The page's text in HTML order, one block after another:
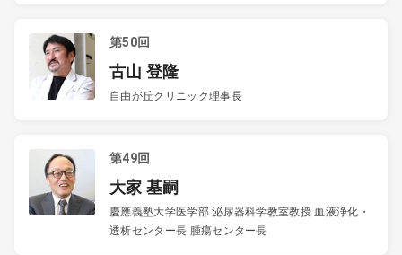
第50回
古山 登隆
自由が丘クリニック理事長
第49回
大家 基嗣
慶應義塾大学医学部 泌尿器科学教室教授 血液浄化・
透析センター長 腫瘍センター長